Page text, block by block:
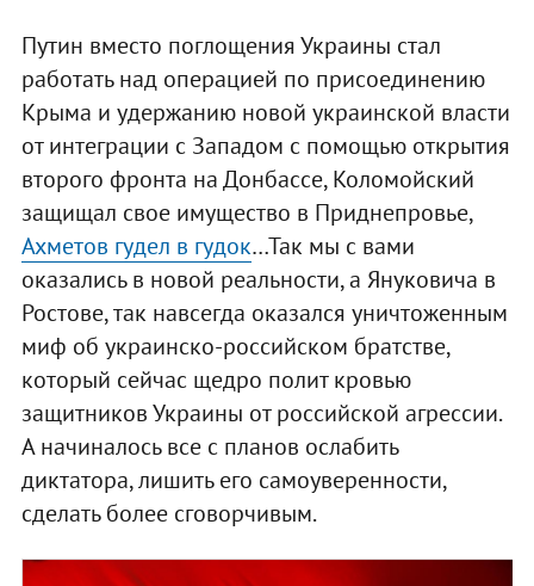
Путин вместо поглощения Украины стал
работать над операцией по присоединению
Крыма и удержанию новой украинской власти
от интеграции с Западом с помощью открытия
второго фронта на Донбассе, Коломойский
защищал свое имущество в Приднепровье,
Ахметов гудел в гудок…Так мы с вами
оказались в новой реальности, а Януковича в
Ростове, так навсегда оказался уничтоженным
миф об украинско-российском братстве,
который сейчас щедро полит кровью
защитников Украины от российской агрессии.
А начиналось все с планов ослабить
диктатора, лишить его самоуверенности,
сделать более сговорчивым.